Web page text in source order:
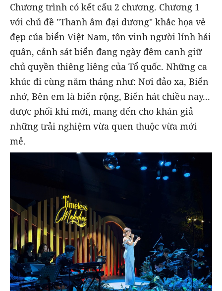
Chương trình có kết cấu 2 chương. Chương 1
với chủ đề "Thanh âm đại dương" khắc họa vẻ
đẹp của biển Việt Nam, tôn vinh người lính hải
quân, cảnh sát biển đang ngày đêm canh giữ
chủ quyền thiêng liêng của Tổ quốc. Những ca
khúc đi cùng năm tháng như: Nơi đảo xa, Biển
nhớ, Bên em là biển rộng, Biển hát chiều nay...
được phối khí mới, mang đến cho khán giả
những trải nghiệm vừa quen thuộc vừa mới
mẻ.